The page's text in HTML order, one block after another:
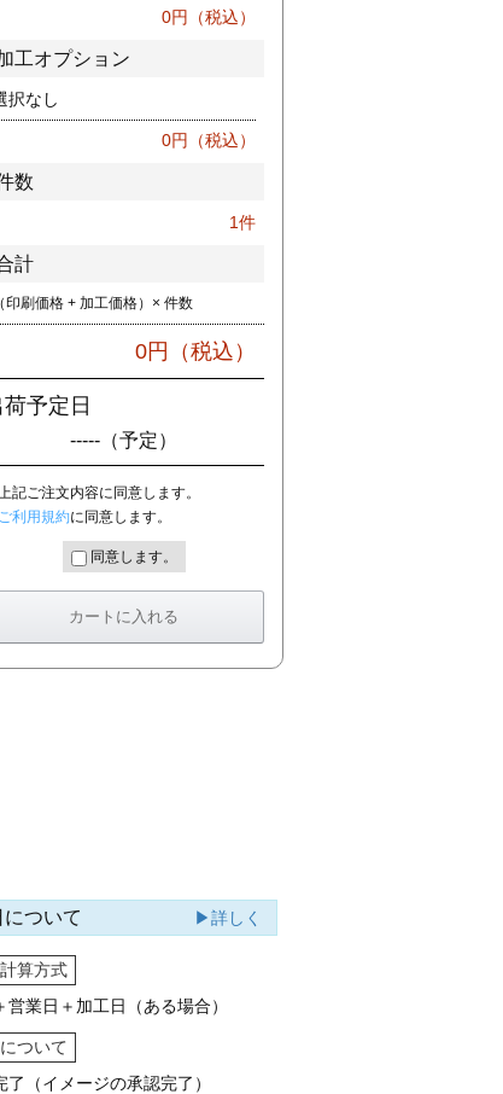
0円（税込）
工オプション
択なし
0円（税込）
数
1件
計
（印刷価格 + 加工価格）× 件数
0円（税込）
荷予定日
----- （予定）
上記ご注文内容に同意します。
ご利用規約に同意します。
同意します。
ついて ▶詳しく
算方式
営業日＋加工日（ある場合）
ついて
了（イメージの承認完了）